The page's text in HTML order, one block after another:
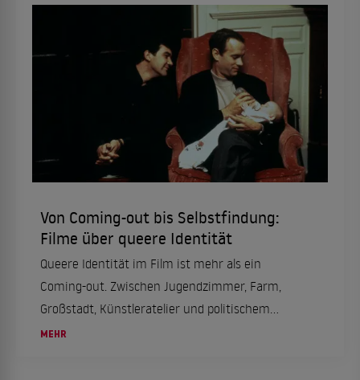
Von Coming-out bis Selbstfindung:
Filme über queere Identität
Queere Identität im Film ist mehr als ein
Coming-out. Zwischen Jugendzimmer, Farm,
Großstadt, Künstleratelier und politischem
Umfeld zeigen diese Filme, wie unterschiedlich
MEHR